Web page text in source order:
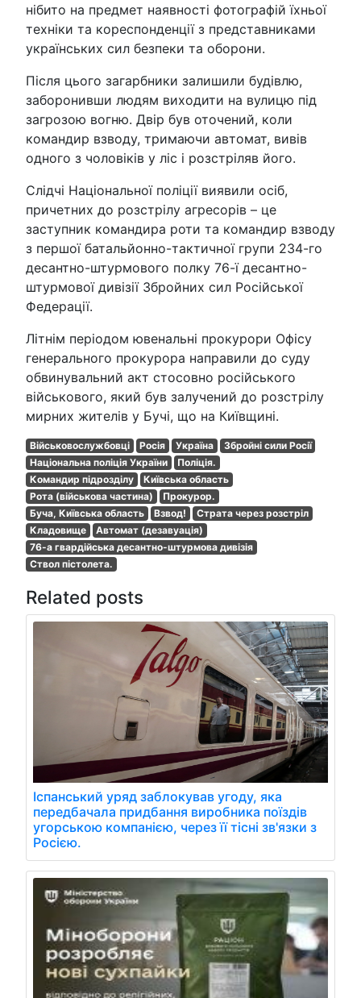
нібито на предмет наявності фотографій їхньої
техніки та кореспонденції з представниками
українських сил безпеки та оборони.
Після цього загарбники залишили будівлю,
заборонивши людям виходити на вулицю під
загрозою вогню. Двір був оточений, коли
командир взводу, тримаючи автомат, вивів
одного з чоловіків у ліс і розстріляв його.
Слідчі Національної поліції виявили осіб,
причетних до розстрілу агресорів – це
заступник командира роти та командир взводу
з першої батальйонно-тактичної групи 234-го
десантно-штурмового полку 76-ї десантно-
штурмової дивізії Збройних сил Російської
Федерації.
Літнім періодом ювенальні прокурори Офісу
генерального прокурора направили до суду
обвинувальний акт стосовно російського
військового, який був залучений до розстрілу
мирних жителів у Бучі, що на Київщині.
Військовослужбовці Росія Україна
Збройні сили Росії
Національна поліція України
Поліція.
Командир підрозділу
Київська область
Рота (військова частина)
Прокурор.
Буча, Київська область
Взвод!
Страта через розстріл
Кладовище
Автомат (дезавуація)
76-а гвардійська десантно-штурмова дивізія
Ствол пістолета.
Related posts
Іспанський уряд заблокував угоду, яка
передбачала придбання виробника поїздів
угорською компанією, через її тісні зв'язки з
Росією.